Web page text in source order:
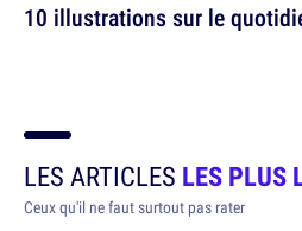
10 illustrations sur le
LES ARTICLES LES PLUS
Ceux qu'il ne faut surtout pas rater